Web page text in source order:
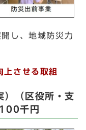
し、地域防災力
させる取組
（区役所・支
千円